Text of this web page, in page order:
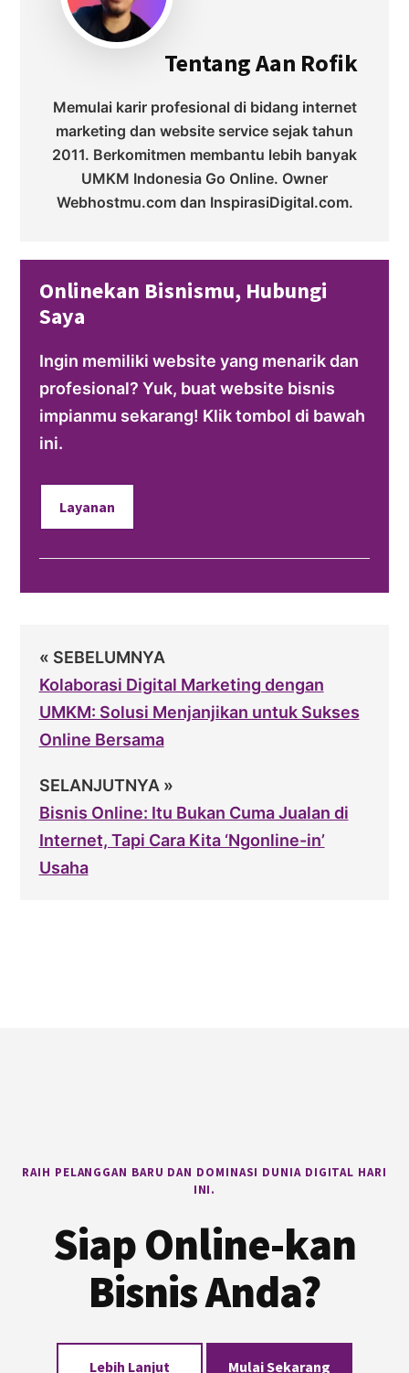
TentangAan Rofik
Memulai karir profesional di bidang internet
marketing dan website service sejak tahun
2011. Berkomitmen membantu lebih banyak
UMKM Indonesia Go Online. Owner
Webhostmu.com dan InspirasiDigital.com.
Onlinekan Bisnismu, Hubungi
Saya
Ingin memiliki website yang menarik dan
profesional? Yuk, buat website bisnis
impianmu sekarang! Klik tombol di bawah
ini.
Layanan
« SEBELUMNYA
Kolaborasi Digital Marketing dengan
UMKM: Solusi Menjanjikan untuk Sukses
Online Bersama
SELANJUTNYA »
Bisnis Online: Itu Bukan Cuma Jualan di
Internet, Tapi Cara Kita ‘Ngonline-in’
Usaha
RAIH PELANGGAN BARU DAN DOMINASI DUNIA DIGITAL HARI
INI.
Siap Online-kan
Bisnis Anda?
Lebih Lanjut Mulai Sekarang